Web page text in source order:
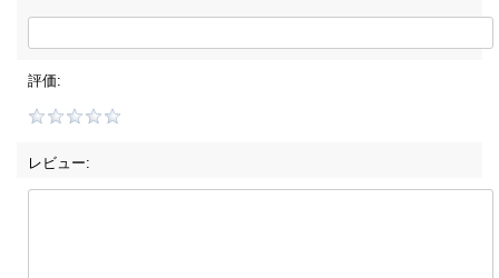
評価:
レビュー: